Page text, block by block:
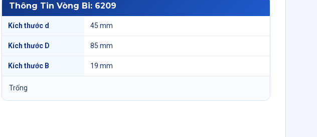
Thông Tin Vòng Bi: 6209
Kích thước d 45 mm
Kích thước D 85 mm
Kích thước B 19 mm
Trống